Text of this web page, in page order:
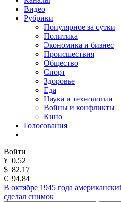
Видео
Рубрики
Популярное за сутки
Политика
Экономика и бизнес
Происшествия
Общество
Спорт
Здоровье
Еда
Наука и технологии
Войны и конфликты
Кино
Голосования
Войти
¥ 0.52
$ 82.17
€ 94.84
В октябре 1945 года
сделал снимок